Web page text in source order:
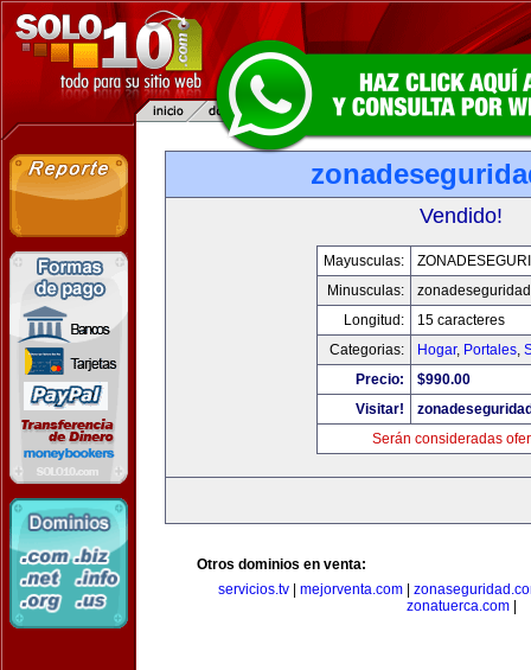
Vendido!
Mayusculas:
Minusculas:
Longitud:
15 caracteres
Categorias:
Hogar, Portales,
Precio:
$990.00
Visitar!
Serán consideradas
Otros dominios en venta:
servicios.tv| mejorventa.com|
zonatuerca.com|